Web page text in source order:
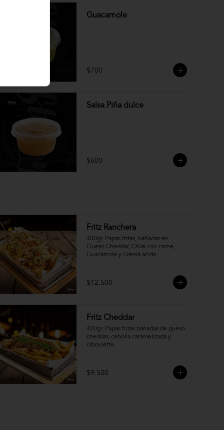
Guacamole
$700
Salsa Piña dulce
$600
Fritz Ranchera
400gr. Papas fritas, bañadas en
Queso Cheddar, Chile con carne,
Guacamole y Crema acida
$12.500
Fritz Cheddar
400gr. Papas fritas bañadas de queso
cheddar, cebolla caramelizada y
ciboulette.
$9.500